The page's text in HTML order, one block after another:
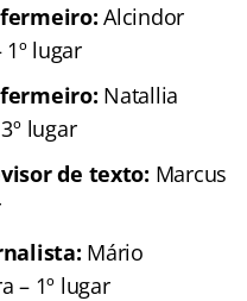
Alcindor
lugar
Natallia
lugar
de texto: Marcus
Mário
– 1º lugar